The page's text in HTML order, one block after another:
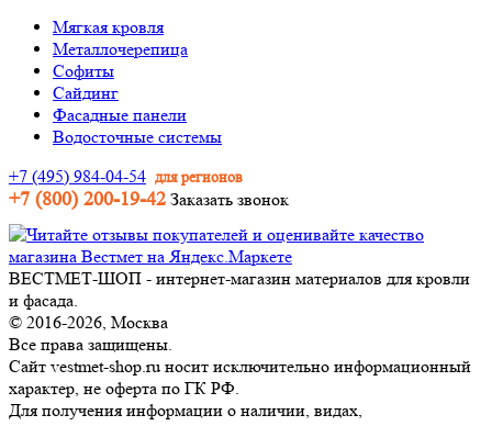
Мягкая кровля
Металлочерепица
Софиты
Сайдинг
Фасадные панели
Водосточные системы
+7 (495) 984-04-54 для регионов
+7 (800) 200-19-42 Заказать звонок
ВЕСТМЕТ-ШОП - интернет-магазин материалов для кровли
и фасада.
© 2016-2026, Москва
Все права защищены.
Сайт vestmet-shop.ru носит исключительно информационный
характер, не оферта по ГК РФ.
Для получения информации о наличии, видах,